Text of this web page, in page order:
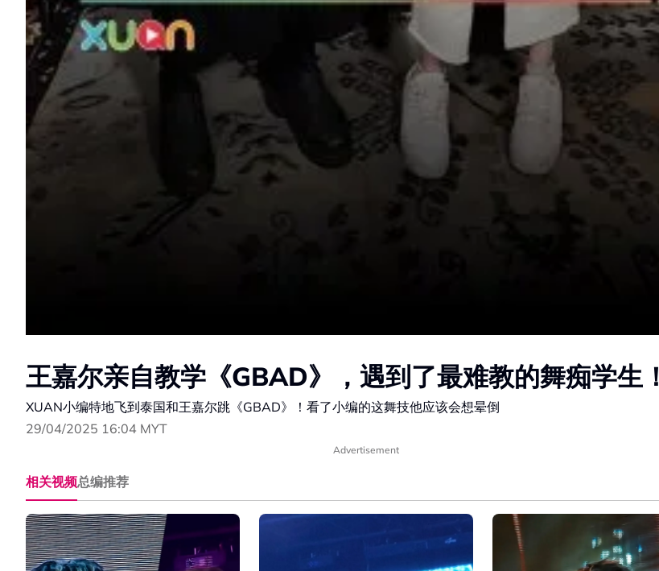
王嘉尔亲自教学《GBAD》，遇到了最难教的舞痴学生！
XUAN小编特地飞到泰国和王嘉尔跳《GBAD》！看了小编的这舞技他应该会想晕倒
29/04/2025 16:04 MYT
Advertisement
相关视频总编推荐